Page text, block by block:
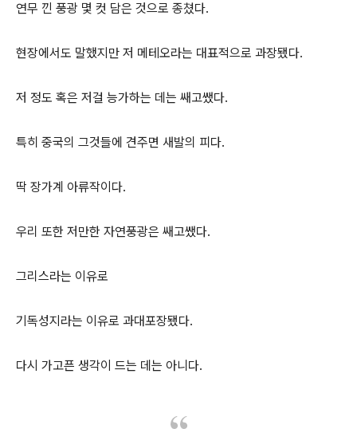
연무 낀 풍광 몇 컷 담은 것으로 종쳤다.
현장에서도 말했지만 저 메테오라는 대표적으로 과장됐다.
저 정도 혹은 저걸 능가하는 데는 쌔고쌨다.
특히 중국의 그것들에 견주면 새발의 피다.
딱 장가계 아류작이다.
우리 또한 저만한 자연풍광은 쌔고쌨다.
그리스라는 이유로
기독성지라는 이유로 과대포장됐다.
다시 가고픈 생각이 드는 데는 아니다.